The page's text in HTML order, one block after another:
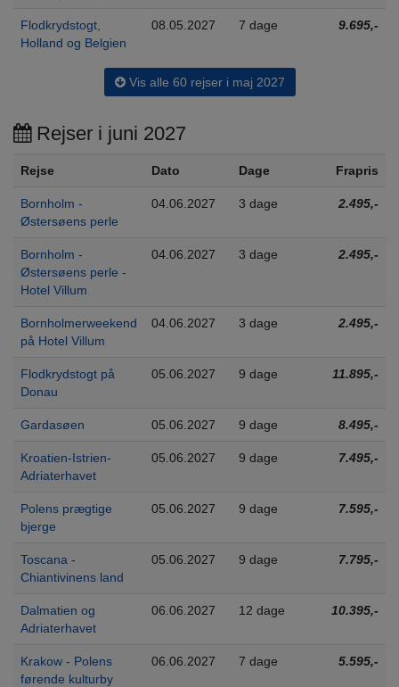
Flodkrydstogt,
Holland og Belgien
08.05.2027 7 dage 9.695,-
Vis alle 60 rejser i maj 2027
Rejser i juni 2027
Rejse Dato Dage Frapris
Bornholm -
Østersøens perle
04.06.2027 3 dage 2.495,-
Bornholm -
Østersøens perle -
Hotel Villum
04.06.2027 3 dage 2.495,-
Bornholmerweekend
på Hotel Villum
04.06.2027 3 dage 2.495,-
Flodkrydstogt på
Donau
05.06.2027 9 dage 11.895,-
Gardasøen 05.06.2027 9 dage 8.495,-
Kroatien-Istrien-
Adriaterhavet
05.06.2027 9 dage 7.495,-
Polens prægtige
bjerge
05.06.2027 9 dage 7.595,-
Toscana -
Chiantivinens land
05.06.2027 9 dage 7.795,-
Dalmatien og
Adriaterhavet
06.06.2027 12 dage 10.395,-
Krakow - Polens
førende kulturby
06.06.2027 7 dage 5.595,-